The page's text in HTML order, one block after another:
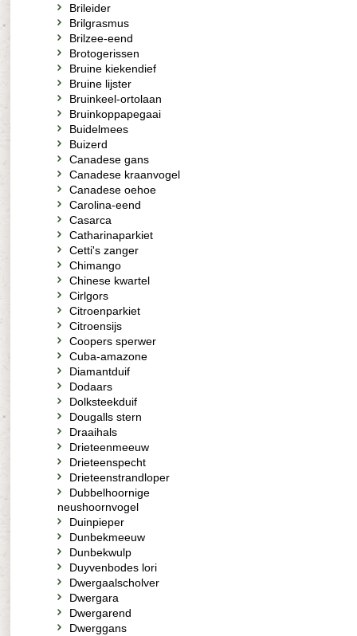
Brileider
Brilgrasmus
Brilzee-eend
Brotogerissen
Bruine kiekendief
Bruine lijster
Bruinkeel-ortolaan
Bruinkoppapegaai
Buidelmees
Buizerd
Canadese gans
Canadese kraanvogel
Canadese oehoe
Carolina-eend
Casarca
Catharinaparkiet
Cetti's zanger
Chimango
Chinese kwartel
Cirlgors
Citroenparkiet
Citroensijs
Coopers sperwer
Cuba-amazone
Diamantduif
Dodaars
Dolksteekduif
Dougalls stern
Draaihals
Drieteenmeeuw
Drieteenspecht
Drieteenstrandloper
Dubbelhoornige
neushoornvogel
Duinpieper
Dunbekmeeuw
Dunbekwulp
Duyvenbodes lori
Dwergaalscholver
Dwergara
Dwergarend
Dwerggans